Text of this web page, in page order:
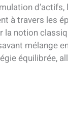
à travers les
la notion
mélange
équilibrée,